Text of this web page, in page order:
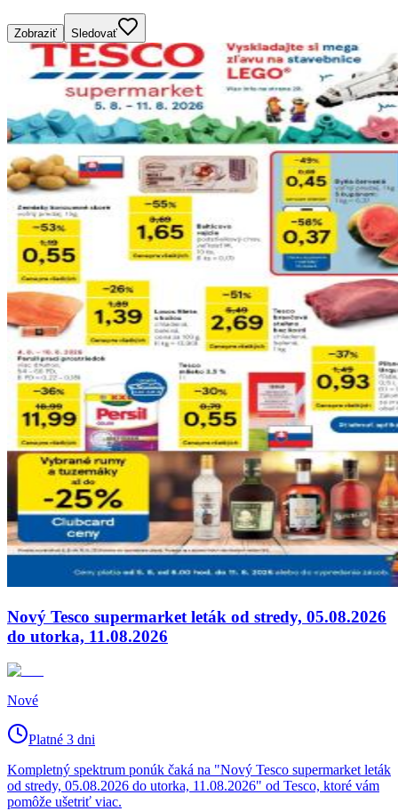
Zobraziť Sledovať
Nový Tesco supermarket leták od stredy, 05.08.2026
do utorka, 11.08.2026
Nové
Platné 3 dni
Kompletný spektrum ponúk čaká na "Nový Tesco supermarket leták
od stredy, 05.08.2026 do utorka, 11.08.2026" od Tesco, ktoré vám
pomôže ušetriť viac.